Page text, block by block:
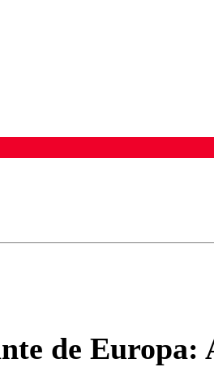
de Europa: